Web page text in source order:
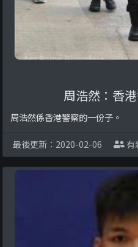
周浩然：香
周浩然係香港警察的一份子。
最後更新：2020-02-06 有